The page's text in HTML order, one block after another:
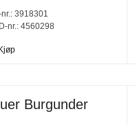
3918301
nr.: 4560298
Kjøp
Burgunder